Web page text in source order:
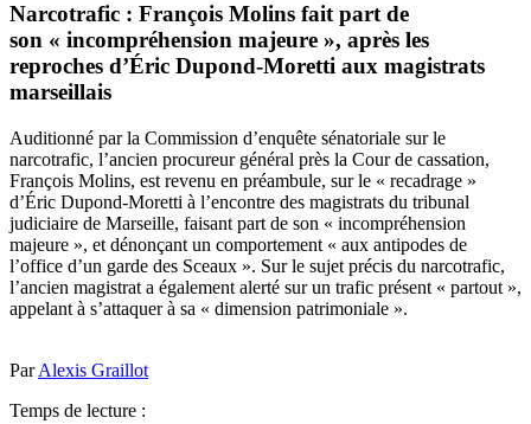
Narcotrafic : François Molins fait part de
son « incompréhension majeure », après les
reproches d’Éric Dupond-Moretti aux magistrats
marseillais
Auditionné par la Commission d’enquête sénatoriale sur le
narcotrafic, l’ancien procureur général près la Cour de cassation,
François Molins, est revenu en préambule, sur le « recadrage »
d’Éric Dupond-Moretti à l’encontre des magistrats du tribunal
judiciaire de Marseille, faisant part de son « incompréhension
majeure », et dénonçant un comportement « aux antipodes de
l’office d’un garde des Sceaux ». Sur le sujet précis du narcotrafic,
l’ancien magistrat a également alerté sur un trafic présent « partout »,
appelant à s’attaquer à sa « dimension patrimoniale ».
ParAlexis Graillot
Temps de lecture :